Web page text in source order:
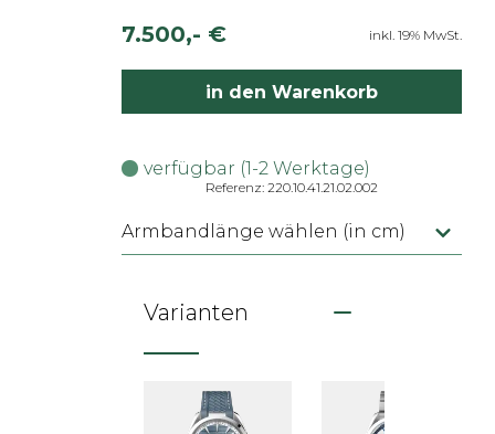
7.500,- € inkl. 19% MwSt.
in den Warenkorb
verfügbar (1-2 Werktage)
Referenz: 220.10.41.21.02.002
Armbandlänge wählen (in cm)
Varianten